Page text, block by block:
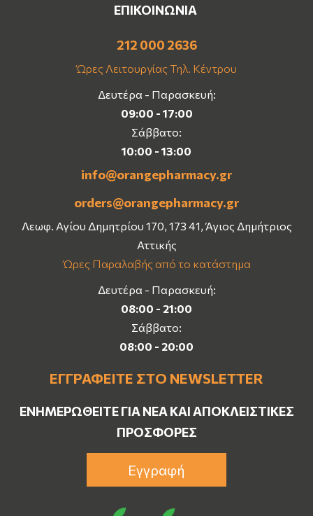
ΕΠΙΚΟΙΝΩΝΙΑ
212 000 2636
Ώρες Λειτουργίας Τηλ. Κέντρου
Δευτέρα - Παρασκευή:
09:00 - 17:00
Σάββατο:
10:00 - 13:00
info@orangepharmacy.gr
orders@orangepharmacy.gr
Λεωφ. Αγίου Δημητρίου 170, 173 41, Άγιος Δημήτριος
Αττικής
Ώρες Παραλαβής από το κατάστημα
Δευτέρα - Παρασκευή:
08:00 - 21:00
Σάββατο:
08:00 - 20:00
ΕΓΓΡΑΦΕΊΤΕ ΣΤΟ NEWSLETTER
ΕΝΗΜΕΡΩΘΕΊΤΕ ΓΙΑ ΝΈΑ ΚΑΙ ΑΠΟΚΛΕΙΣΤΙΚΈΣ
ΠΡΟΣΦΟΡΈΣ
Εγγραφή